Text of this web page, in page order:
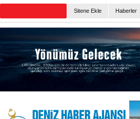
Sitene Ekle Haberler